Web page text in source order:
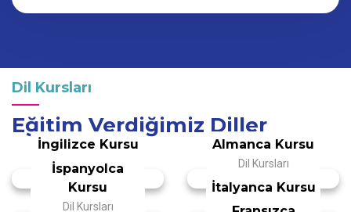
Dil Kursları
Eğitim Verdiğimiz Diller
İngilizce Kursu
Dil Kursları
Almanca Kursu
Dil Kursları
İspanyolca
Kursu
Dil Kursları
İtalyanca Kursu
Dil Kursları